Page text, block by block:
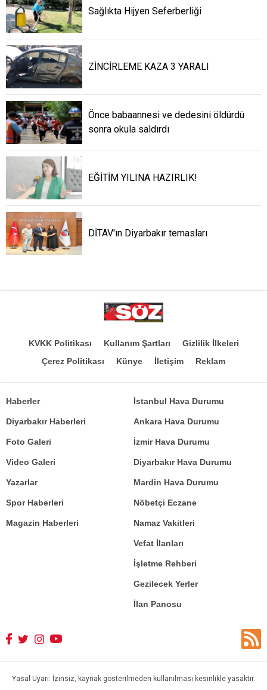
Sağlıkta Hijyen Seferberliği
ZİNCİRLEME KAZA 3 YARALI
Önce babaannesi ve dedesini öldürdü
sonra okula saldırdı
EĞİTİM YILINA HAZIRLIK!
DİTAV'ın Diyarbakır temasları
KVKK Politikası Kullanım Şartları
Gizlilik İlkeleri
Çerez Politikası
Künye İletişim Reklam
Haberler
Diyarbakır Haberleri
Foto Galeri
Video Galeri
Yazarlar
İstanbul Hava Durumu
Ankara Hava Durumu
İzmir Hava Durumu
Diyarbakır Hava Durumu
Mardin Hava Durumu
Spor Haberleri
Magazin Haberleri
Nöbetçi Eczane
Namaz Vakitleri
Vefat İlanları
İşletme Rehberi
Gezilecek Yerler
İlan Panosu
Yasal Uyarı: İzinsiz, kaynak gösterilmeden kullanılması kesinlikle yasaktır.